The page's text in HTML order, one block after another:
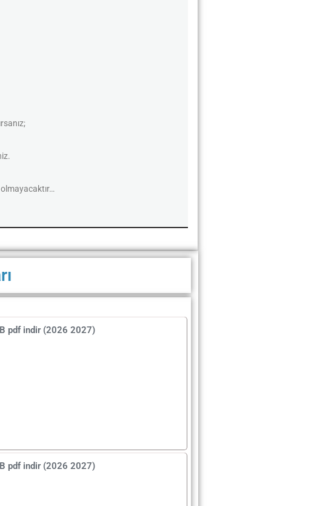
pdf indir (2026 2027)
pdf indir (2026 2027)